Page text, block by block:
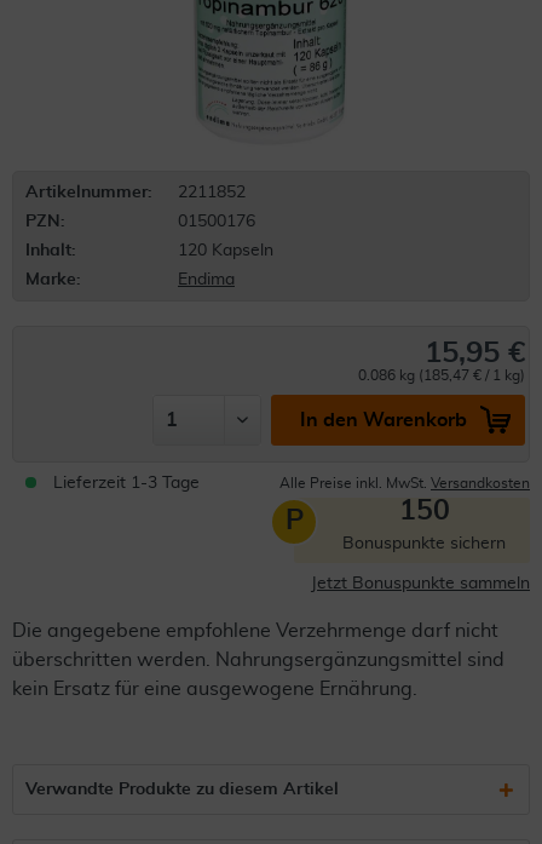
Artikelnummer:
2211852
PZN:
01500176
Inhalt:
120 Kapseln
Marke:
Endima
15,95 €
0.086 kg (185,47 € / 1 kg)
In den Warenkorb
Lieferzeit 1-3 Tage Alle Preise inkl. MwSt. Versandkosten
P 150
Bonuspunkte sichern
Jetzt Bonuspunkte sammeln
Die angegebene empfohlene Verzehrmenge darf nicht
überschritten werden. Nahrungsergänzungsmittel sind
kein Ersatz für eine ausgewogene Ernährung.
Verwandte Produkte zu diesem Artikel